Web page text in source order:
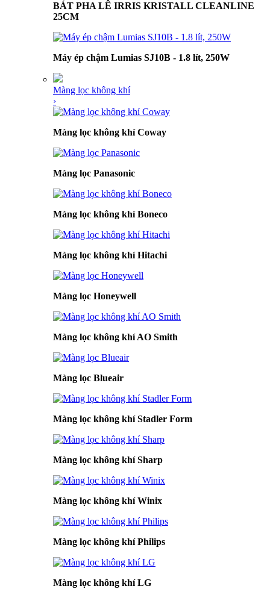
BÁT PHA LÊ IRRIS KRISTALL CLEANLINE
25CM
Máy ép chậm Lumias SJ10B - 1.8 lít, 250W
Màng lọc không khí
›
Màng lọc không khí Coway
Màng lọc Panasonic
Màng lọc không khí Boneco
Màng lọc không khí Hitachi
Màng lọc Honeywell
Màng lọc không khí AO Smith
Màng lọc Blueair
Màng lọc không khí Stadler Form
Màng lọc không khí Sharp
Màng lọc không khí Winix
Màng lọc không khí Philips
Màng lọc không khí LG